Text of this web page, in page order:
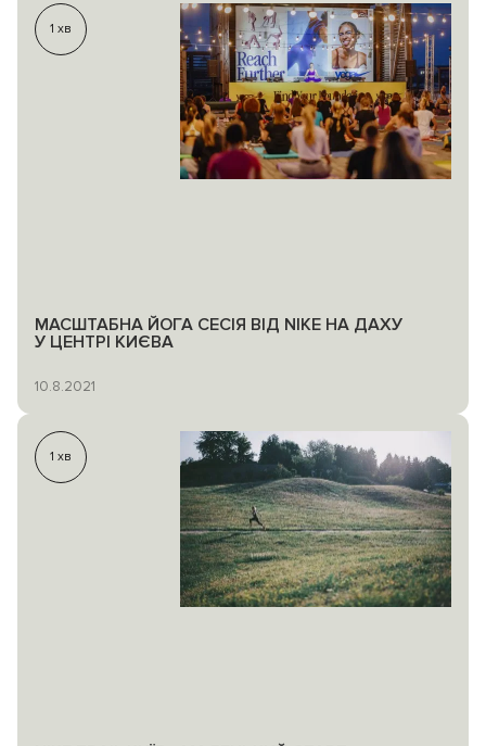
1 хв
МАСШТАБНА ЙОГА СЕСІЯ ВІД NIKE НА ДАХУ
У ЦЕНТРІ КИЄВА
10.8.2021
1 хв